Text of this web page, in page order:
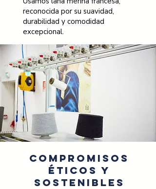
reconocida por su suavidad,
durabilidad y comodidad
excepcional.
Compromisos
Éticos y
Sostenibles